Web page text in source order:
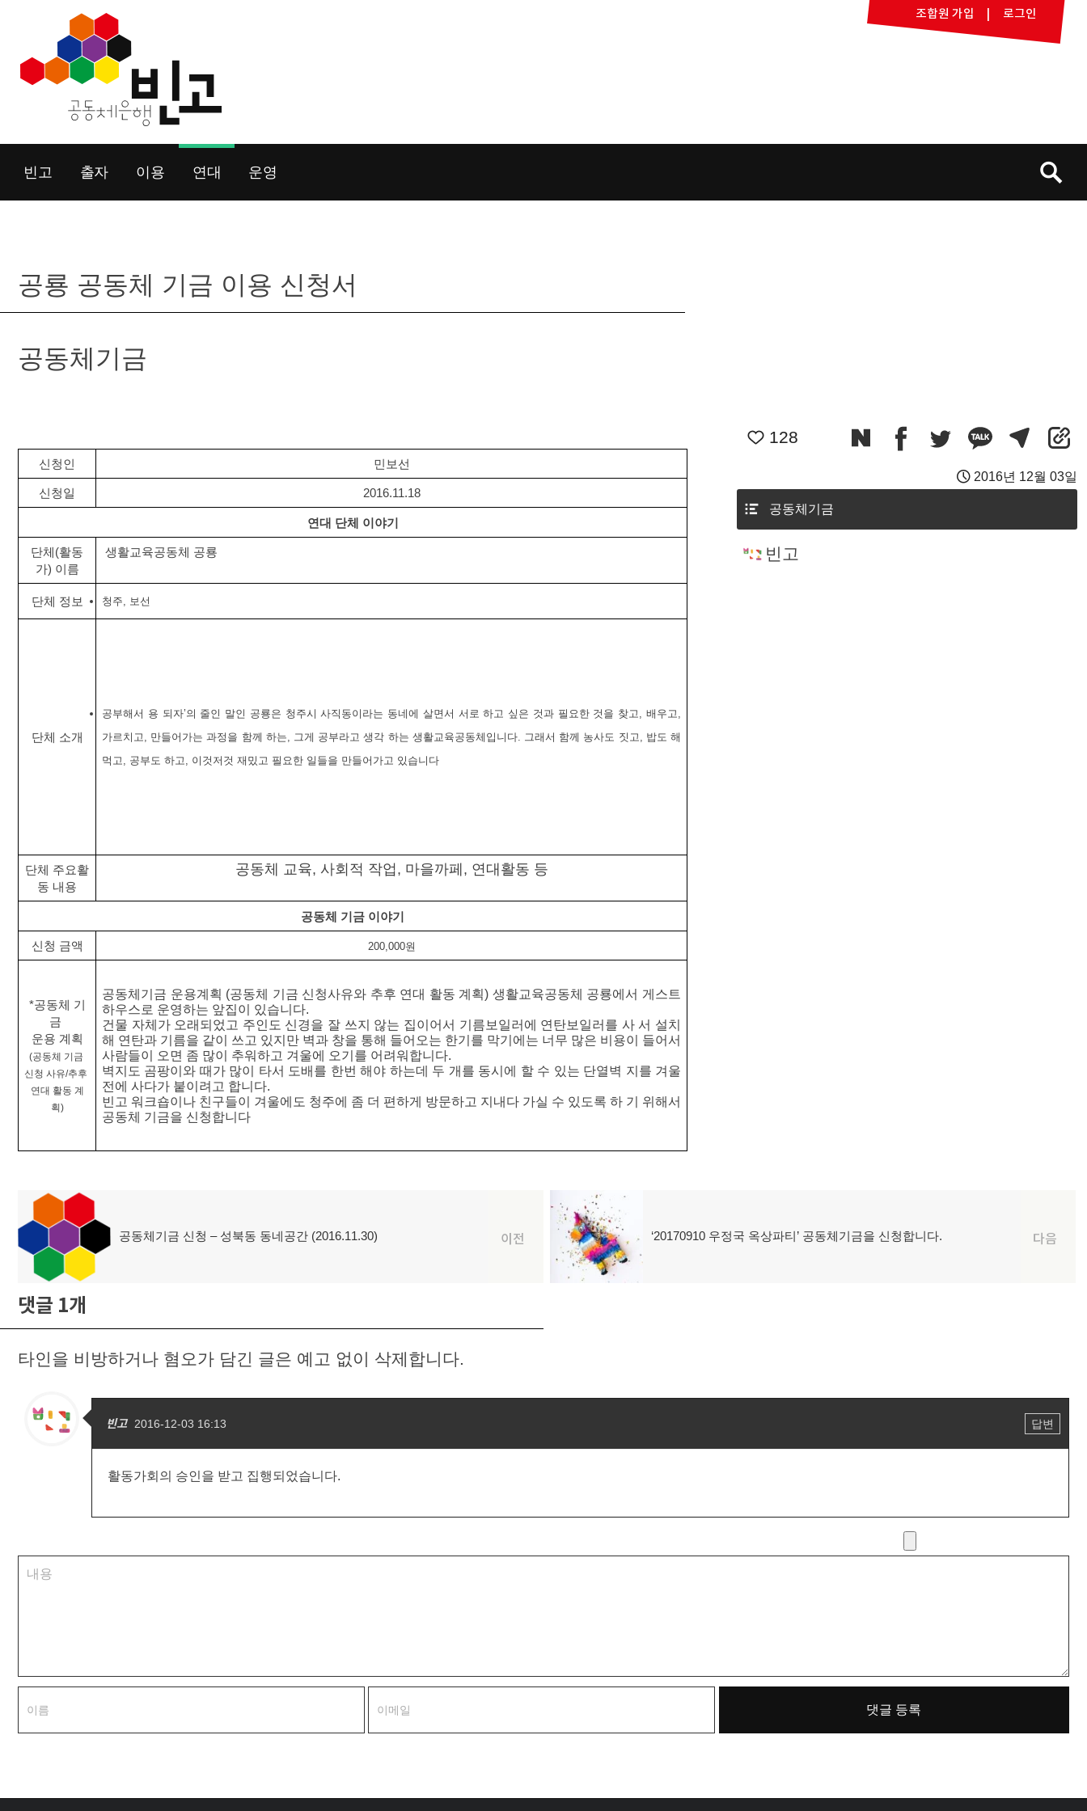
조합원 가입 로그인
빈고 출자 이용 연대 운영
공룡 공동체 기금 이용 신청서
공동체기금
신청인 민보선
신청일 2016.11.18
연대 단체 이야기
단체(활동
가) 이름
생활교육공동체 공룡
단체 정보 청주, 보선
단체 소개
공부해서 용 되자’의 줄인 말인 공룡은 청주시 사직동이라는 동네에 살면서 서로 하고 싶은 것과 필요한 것을 찾고, 배우고,
가르치고, 만들어가는 과정을 함께 하는, 그게 공부라고 생각 하는 생활교육공동체입니다. 그래서 함께 농사도 짓고, 밥도 해
먹고, 공부도 하고, 이것저것 재밌고 필요한 일들을 만들어가고 있습니다
단체 주요활
동 내용
공동체 교육, 사회적 작업, 마을까페, 연대활동 등
공동체 기금 이야기
신청 금액 200,000원
*공동체 기
금
운용 계획
(공동체 기금
신청 사유/추후
연대 활동 계
획)
공동체기금 운용계획 (공동체 기금 신청사유와 추후 연대 활동 계획) 생활교육공동체 공룡에서 게스트
하우스로 운영하는 앞집이 있습니다.
건물 자체가 오래되었고 주인도 신경을 잘 쓰지 않는 집이어서 기름보일러에 연탄보일러를 사 서 설치
해 연탄과 기름을 같이 쓰고 있지만 벽과 창을 통해 들어오는 한기를 막기에는 너무 많은 비용이 들어서
사람들이 오면 좀 많이 추워하고 겨울에 오기를 어려워합니다.
벽지도 곰팡이와 때가 많이 타서 도배를 한번 해야 하는데 두 개를 동시에 할 수 있는 단열벽 지를 겨울
전에 사다가 붙이려고 합니다.
빈고 워크숍이나 친구들이 겨울에도 청주에 좀 더 편하게 방문하고 지내다 가실 수 있도록 하 기 위해서
공동체 기금을 신청합니다
128
2016년 12월 03일
공동체기금
빈고
글
탐
색
이전
이
공동체기금 신청 – 성북동 동네공간 (2016.11.30) 다음
다
‘20170910 우정국 옥상파티’ 공동체기금을 신청합니다.
댓글 1개
타인을 비방하거나 혐오가 담긴 글은 예고 없이 삭제합니다.
빈고 2016-12-03 16:13 답변
활동가회의 승인을 받고 집행되었습니다.